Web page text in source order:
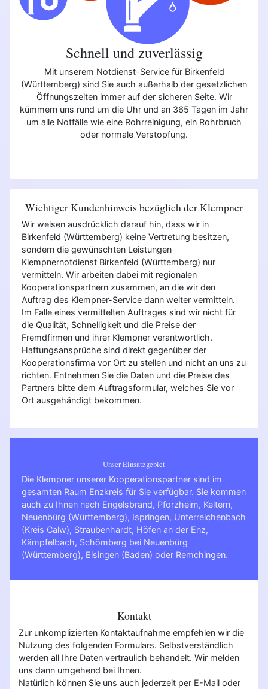
Schnell und zuverlässig
Mit unserem Notdienst-Service für Birkenfeld
(Württemberg) sind Sie auch außerhalb der gesetzlichen
Öffnungszeiten immer auf der sicheren Seite. Wir
kümmern uns rund um die Uhr und an 365 Tagen im Jahr
um alle Notfälle wie eine Rohrreinigung, ein Rohrbruch
oder normale Verstopfung.
Wichtiger Kundenhinweis bezüglich der Klempner
Wir weisen ausdrücklich darauf hin, dass wir in
Birkenfeld (Württemberg) keine Vertretung besitzen,
sondern die gewünschten Leistungen
Klempnernotdienst Birkenfeld (Württemberg) nur
vermitteln. Wir arbeiten dabei mit regionalen
Kooperationspartnern zusammen, an die wir den
Auftrag des Klempner-Service dann weiter vermitteln.
Im Falle eines vermittelten Auftrages sind wir nicht für
die Qualität, Schnelligkeit und die Preise der
Fremdfirmen und ihrer Klempner verantwortlich.
Haftungsansprüche sind direkt gegenüber der
Kooperationsfirma vor Ort zu stellen und nicht an uns zu
richten. Entnehmen Sie die Daten und die Preise des
Partners bitte dem Auftragsformular, welches Sie vor
Ort ausgehändigt bekommen.
Unser Einsatzgebiet
Die Klempner unserer Kooperationspartner sind im
gesamten Raum Enzkreis für Sie verfügbar. Sie kommen
auch zu Ihnen nach Engelsbrand, Pforzheim, Keltern,
Neuenbürg (Württemberg), Ispringen, Unterreichenbach
(Kreis Calw), Straubenhardt, Höfen an der Enz,
Kämpfelbach, Schömberg bei Neuenbürg
(Württemberg), Eisingen (Baden) oder Remchingen.
Kontakt
Zur unkomplizierten Kontaktaufnahme empfehlen wir die
Nutzung des folgenden Formulars. Selbstverständlich
werden all Ihre Daten vertraulich behandelt. Wir melden
uns dann umgehend bei Ihnen.
Natürlich können Sie uns auch jederzeit per E-Mail oder